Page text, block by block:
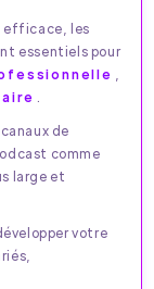
efficace, les
essentiels pour
de
comme
large et
votre